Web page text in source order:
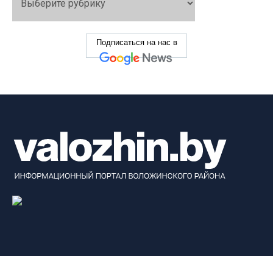
Подписаться на нас в